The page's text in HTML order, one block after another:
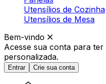
Utensílios de Cozinha
Utensílios de Mesa
Bem-vindo
Acesse sua conta para ter
personalizada.
Entrar Crie sua conta